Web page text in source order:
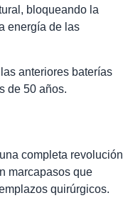
bloqueando la
energía de las
anteriores baterías
de 50 años.
completa revolución
marcapasos que
quirúrgicos.